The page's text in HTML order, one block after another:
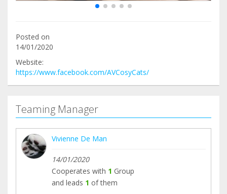
Posted on
14/01/2020
Website:
https://www.facebook.com/AVCosyCats/
Teaming Manager
Vivienne De Man
14/01/2020
Cooperates with 1 Group
and leads 1 of them